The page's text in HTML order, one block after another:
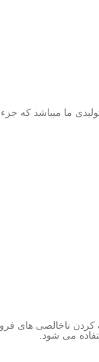
ما میباشد که
ناخالصی های
می شود.